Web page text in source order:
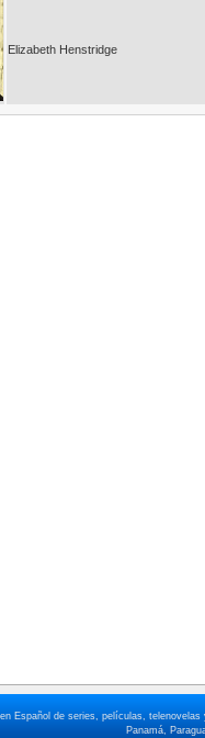
Elizabeth Henstridge
Español de series, películas,
Panamá,